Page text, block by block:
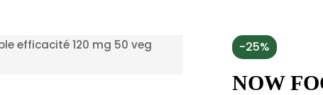
-25%
NOW